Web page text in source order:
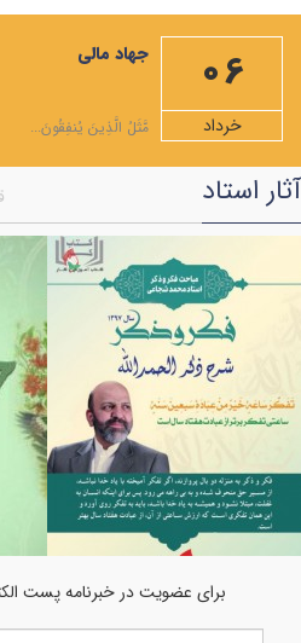
مهمترین صله ارحام، ایجاد رابطه با امام
ویژه نامه ماه مبارک رمضان
شرح دعاهای روزهای ماه رمضان+صوت
شرح صلوات مخصوص ماه رمضان
همایش اختتامیه جشنواره انسان تمام
ویژه نامه ماه شعبان المعظم
به مناسبت شهادت امام موسی کاظم علیه
فضایل مولی علی علیه السلام به روایت
بر کرانه ی امام جود و سخا امام جواد
اعمال هر ماه نو و نماز اول ماه
ویژه نامه ماه رجب
اولین فراخوان هنری انسان تمام
جشن میلاد حضرت مادر سلام‌الله‌علیها
جشن بزرگ ولادت بانوی آب و آیینه
جهاد مالی
مَّثَلُ الَّذِينَ يُنفِقُونَ...
06
خرداد
آثار استاد
برای عضویت در خبرنامه پست